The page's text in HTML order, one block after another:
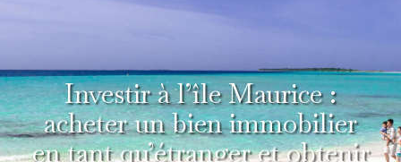
Investir à l’île Maurice :
acheter un bien immobilier
en tant qu’étranger et obtenir